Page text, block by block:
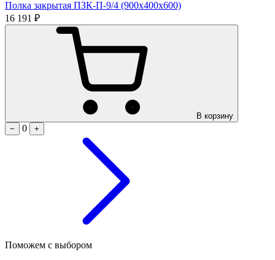
Полка закрытая ПЗК-П-9/4 (900х400х600)
16 191 ₽
В корзину
−
0 +
Поможем с выбором